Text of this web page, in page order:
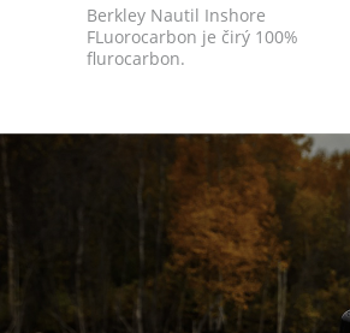
Berkley Nautil Inshore
FLuorocarbon je čirý 100%
flurocarbon.